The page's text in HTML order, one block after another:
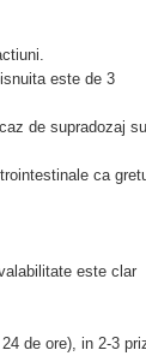
este de 3
de supradozaj
ca
este clar
de ore), in 2-3